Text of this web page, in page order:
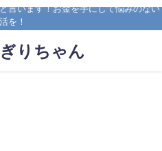
言います！お金を手にして悩みのない
を！
りちゃん